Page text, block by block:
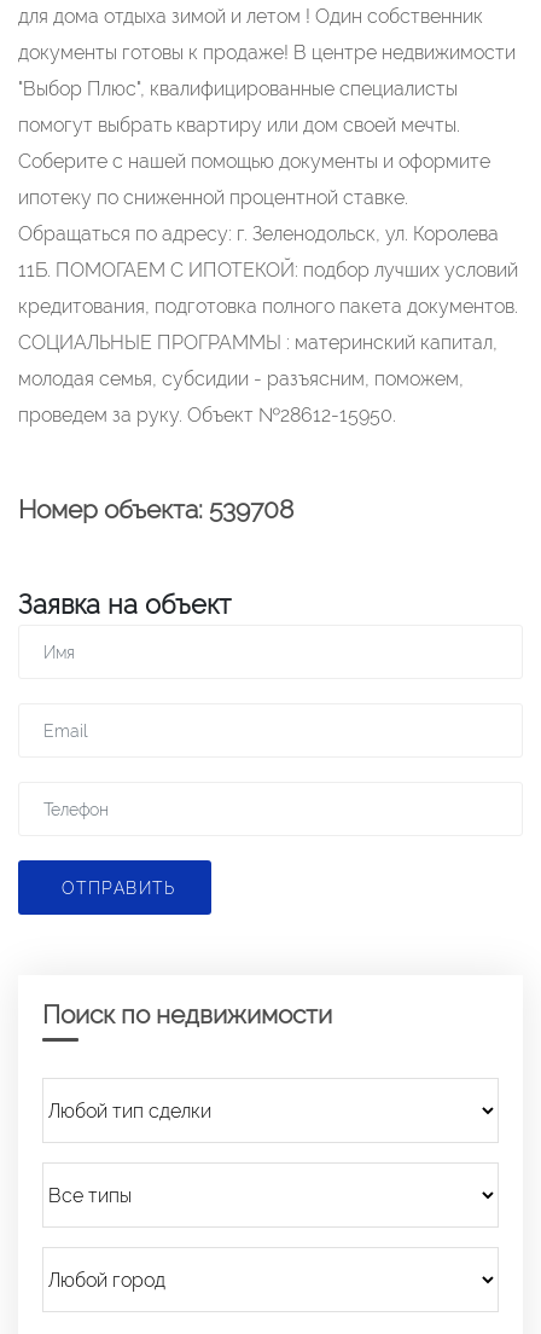
для дома отдыха зимой и летом ! Один собственник
документы готовы к продаже! В центре недвижимости
"Выбор Плюс", квалифицированные специалисты
помогут выбрать квартиру или дом своей мечты.
Соберите с нашей помощью документы и оформите
ипотеку по сниженной процентной ставке.
Обращаться по адресу: г. Зеленодольск, ул. Королева
11Б. ПОМОГАЕМ С ИПОТЕКОЙ: подбор лучших условий
кредитования, подготовка полного пакета документов.
СОЦИАЛЬНЫЕ ПРОГРАММЫ : материнский капитал,
молодая семья, субсидии - разъясним, поможем,
проведем за руку. Объект №28612-15950.
Номер объекта: 539708
Заявка на объект
ОТПРАВИТЬ
Поиск по недвижимости